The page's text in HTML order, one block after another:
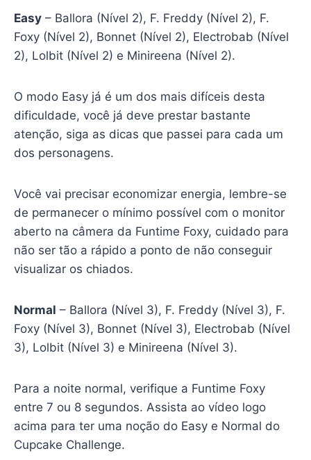
Easy– Ballora (Nível 2), F. Freddy (Nível 2), F.
Foxy (Nível 2), Bonnet (Nível 2), Electrobab (Nível
2), Lolbit (Nível 2) e Minireena (Nível 2).
O modo Easy já é um dos mais difíceis desta
dificuldade, você já deve prestar bastante
atenção, siga as dicas que passei para cada um
dos personagens.
Você vai precisar economizar energia, lembre-se
de permanecer o mínimo possível com o monitor
aberto na câmera da Funtime Foxy, cuidado para
não ser tão a rápido a ponto de não conseguir
visualizar os chiados.
Normal – Ballora (Nível 3), F. Freddy (Nível 3), F.
Foxy (Nível 3), Bonnet (Nível 3), Electrobab (Nível
3), Lolbit (Nível 3) e Minireena (Nível 3).
Para a noite normal, verifique a Funtime Foxy
entre 7 ou 8 segundos. Assista ao vídeo logo
acima para ter uma noção do Easy e Normal do
Cupcake Challenge.